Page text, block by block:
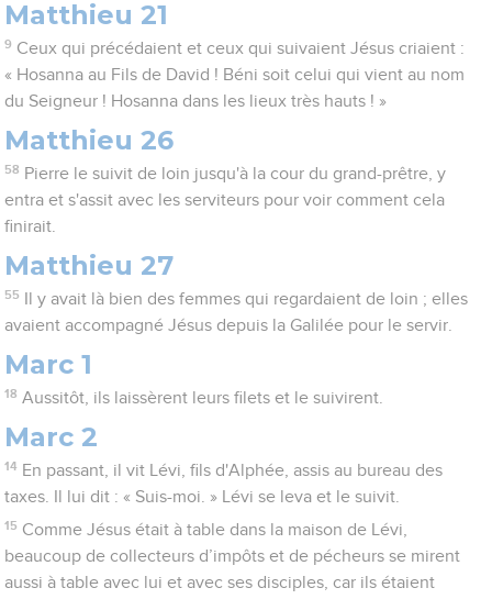
Matthieu 21
9 Ceux qui précédaient et ceux qui suivaient Jésus criaient :
« Hosanna au Fils de David ! Béni soit celui qui vient au nom
du Seigneur ! Hosanna dans les lieux très hauts ! »
Matthieu 26
58 Pierre le suivit de loin jusqu'à la cour du grand-prêtre, y
entra et s'assit avec les serviteurs pour voir comment cela
finirait.
Matthieu 27
55
Il y avait là bien des femmes qui regardaient de loin ; elles
avaient accompagné Jésus depuis la Galilée pour le servir.
Marc 1
18 Aussitôt, ils laissèrent leurs filets et le suivirent.
Marc 2
14 En passant, il vit Lévi, fils d'Alphée, assis au bureau des
taxes. Il lui dit : « Suis-moi. » Lévi se leva et le suivit.
15 Comme Jésus était à table dans la maison de Lévi,
beaucoup de collecteurs d’impôts et de pécheurs se mirent
aussi à table avec lui et avec ses disciples, car ils étaient